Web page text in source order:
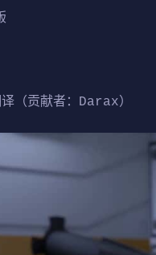
（贡献者：Darax）